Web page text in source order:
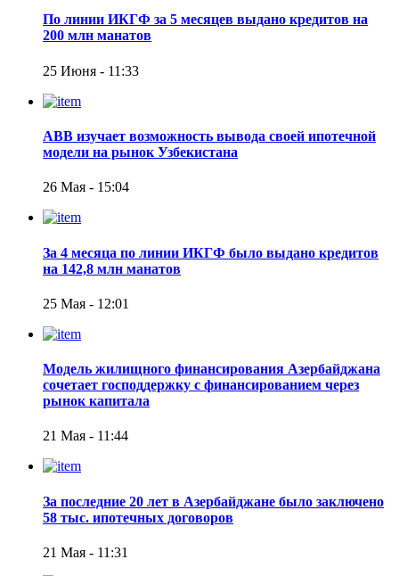
По линии ИКГФ за 5 месяцев выдано кредитов на
200 млн манатов
25 Июня - 11:33
АВВ изучает возможность вывода своей ипотечной
модели на рынок Узбекистана
26 Мая - 15:04
За 4 месяца по линии ИКГФ было выдано кредитов
на 142,8 млн манатов
25 Мая - 12:01
Модель жилищного финансирования Азербайджана
сочетает господдержку с финансированием через
рынок капитала
21 Мая - 11:44
За последние 20 лет в Азербайджане было заключено
58 тыс. ипотечных договоров
21 Мая - 11:31